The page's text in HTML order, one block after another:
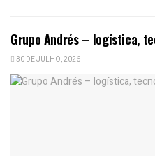
Grupo Andrés – logística,
30 DE JULHO, 2026